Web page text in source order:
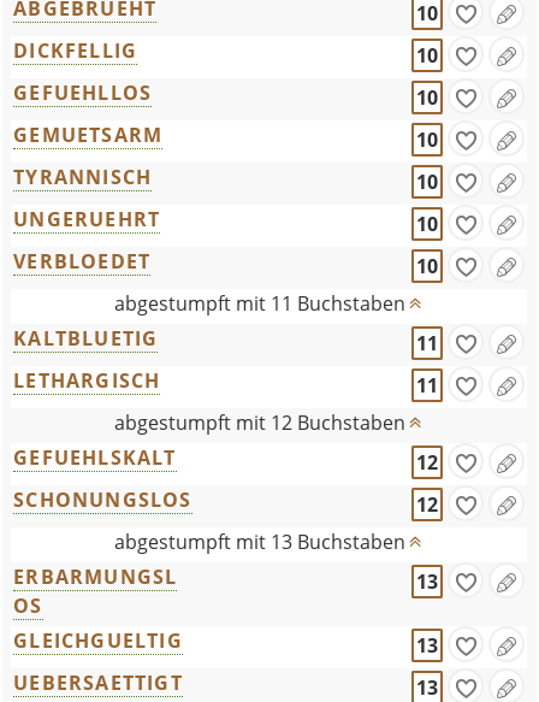
ABGEBRUEHT
10
DICKFELLIG
10
GEFUEHLLOS
10
GEMUETSARM
10
TYRANNISCH
10
UNGERUEHRT
10
VERBLOEDET
10
abgestumpft mit 11 Buchstaben
KALTBLUETIG
11
LETHARGISCH
11
abgestumpft mit 12 Buchstaben
GEFUEHLSKALT
12
SCHONUNGSLOS
12
abgestumpft mit 13 Buchstaben
ERBARMUNGSL
OS
13
GLEICHGUELTIG
13
UEBERSAETTIGT
13